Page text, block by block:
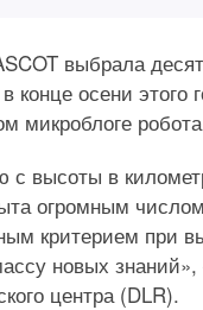
выбрала
конце осени
микроблоге
высоты в
огромным
критерием при
новых
центра (DLR).